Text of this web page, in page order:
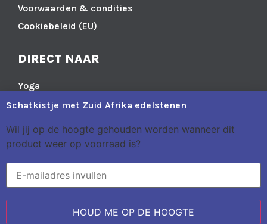
Voorwaarden & condities
Cookiebeleid (EU)
DIRECT NAAR
Yoga
Meditatie
Leefstijl
Edelstenen & Sieraden
Schatkistje met Zuid Afrika edelstenen
Wil jij op de hoogte gehouden worden wanneer dit
product weer op voorraad is?
HOUD ME OP DE HOOGTE